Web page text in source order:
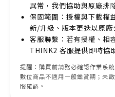
異常，我們協助與原廠排
保固範圍：授權與下載權
新/升級、版本更迭以原廠
客服聯繫：若有授權、相
THINK2 客服提供即時協
提醒：購買前請務必確認作業系
數位商品不適用一般鑑賞期；未
服確認。